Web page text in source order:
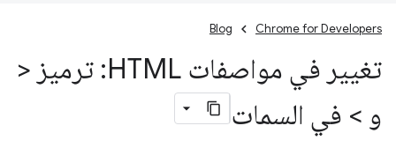
Chrome for Developers
Blog
تغيير في مواصفات HTML: ترميز <
و > في السمات